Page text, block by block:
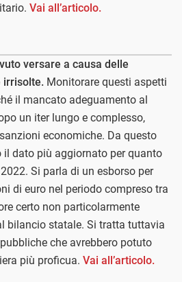
Vai all’articolo.
versare a causa delle
irrisolte. Monitorare questi aspetti
il mancato adeguamento al
un iter lungo e complesso,
economiche. Da questo
dato più aggiornato per quanto
Si parla di un esborso per
di euro nel periodo compreso tra
certo non particolarmente
bilancio statale. Si tratta tuttavia
che avrebbero potuto
più proficua. Vai all’articolo.